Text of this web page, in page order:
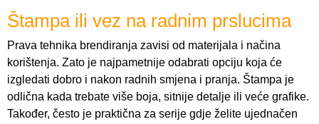
Štampa ili vez na radnim prslucima
Prava tehnika brendiranja zavisi od materijala i načina
korištenja. Zato je najpametnije odabrati opciju koja će
izgledati dobro i nakon radnih smjena i pranja. Štampa je
odlična kada trebate više boja, sitnije detalje ili veće grafike.
Također, često je praktična za serije gdje želite ujednačen